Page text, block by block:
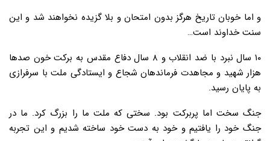
و اما خوبان تاریخ هرگز بدون امتحان و بلا گزیده نخواهند شد و این
سنت خداوند است…
۱۰ سال نبرد با ضد انقلاب و ۸ سال دفاع مقدس به برکت خون صدها
هزار شهید و مجاهدت فرماندهان شجاع و ایستادگی ملت با سرفرازی
به پایان رسید.
جنگ سخت اما پربرکت بود. سختی که ملت ما را بزرگ کرد. ما در
جنگ خود را یافتیم و خود به دست خود ساخته شدیم و این تجربه